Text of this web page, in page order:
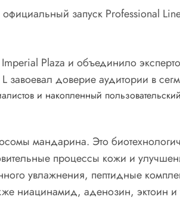
запуск Professional
Plaza и объединило
завоевал доверие аудитории в
и накопленный
мандарина. Это
процессы кожи и
увлажнения, пептидные
ниацинамид, аденозин, эктоин и